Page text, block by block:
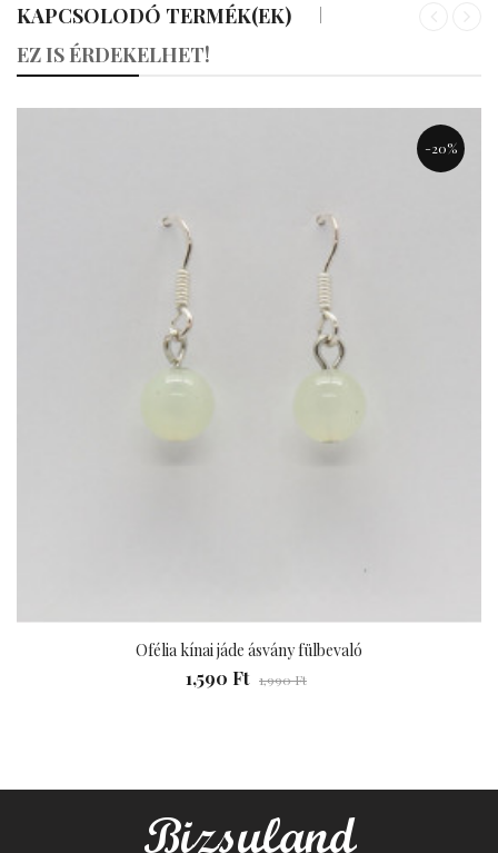
KAPCSOLODÓ TERMÉK(EK)
EZ IS ÉRDEKELHET!
-20%
Ofélia kínai jáde ásvány fülbevaló
1,590 Ft 1,990 Ft